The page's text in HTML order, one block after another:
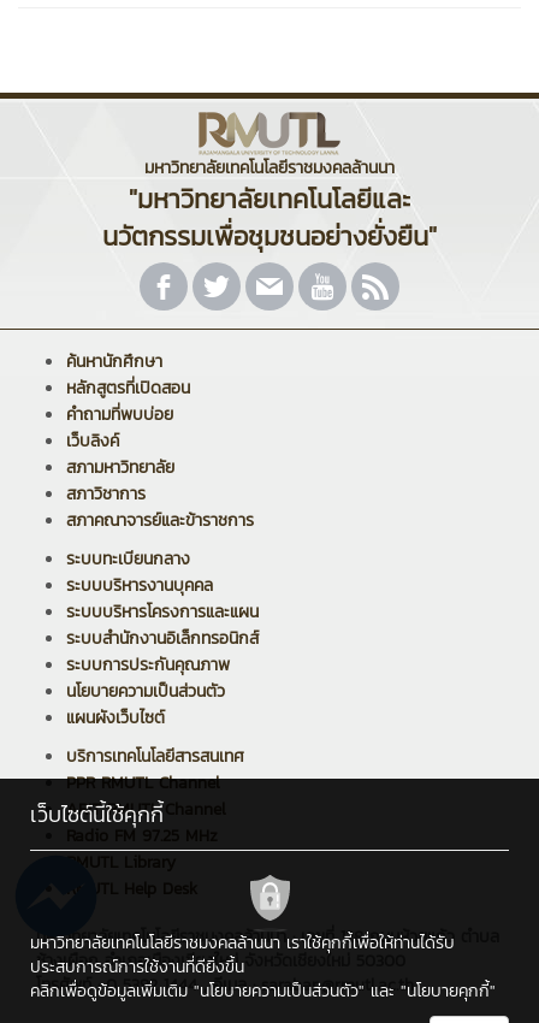
มหาวิทยาลัยเทคโนโลยีราชมงคลล้านนา
"มหาวิทยาลัยเทคโนโลยีและ
นวัตกรรมเพื่อชุมชนอย่างยั่งยืน"
ค้นหานักศึกษา
หลักสูตรที่เปิดสอน
คำถามที่พบบ่อย
เว็บลิงค์
สภามหาวิทยาลัย
สภาวิชาการ
สภาคณาจารย์และข้าราชการ
ระบบทะเบียนกลาง
ระบบบริหารงานบุคคล
ระบบบริหารโครงการและแผน
ระบบสำนักงานอิเล็กทรอนิกส์
ระบบการประกันคุณภาพ
นโยบายความเป็นส่วนตัว
แผนผังเว็บไซต์
บริการเทคโนโลยีสารสนเทศ
PPR RMUTL Channel
ARIT RMUTL Channel
Radio FM 97.25 MHz
มหาวิทยาลัยเทคโนโลยีราชมงคลล้านนา : เลขที่ 128 ถนนห้วยแก้ว ตำบล
ช้างเผือก อำเภอเมืองเชียงใหม่ จังหวัดเชียงใหม่ 50300
โทรศัพท์ : 0 5392 1444 , อีเมล : saraban@rmutl.ac.th
เว็บไซต์นี้ใช้คุกกี้
มหาวิทยาลัยเทคโนโลยีราชมงคลล้านนา เราใช้คุกกี้เพื่อให้ท่านได้รับ
ประสบการณ์การใช้งานที่ดียิ่งขึ้น
คลิกเพื่อดูข้อมูลเพิ่มเติม "นโยบายความเป็นส่วนตัว" และ "นโยบายคุกกี้"